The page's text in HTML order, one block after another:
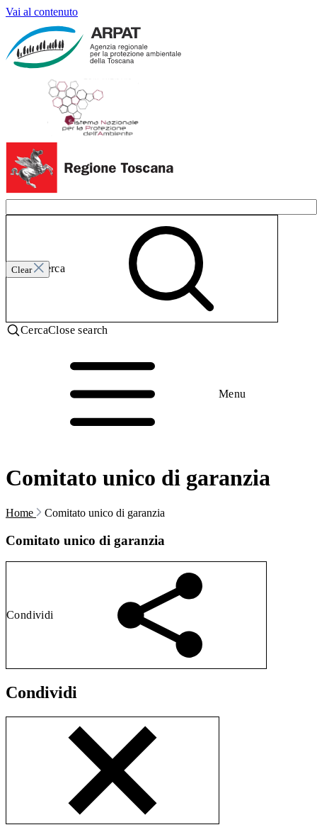
Vai al contenuto
Clear
Invia ricerca
CercaClose search
Menu
Comitato unico di garanzia
Home Comitato unico di garanzia
Comitato unico di garanzia
Condividi
Condividi